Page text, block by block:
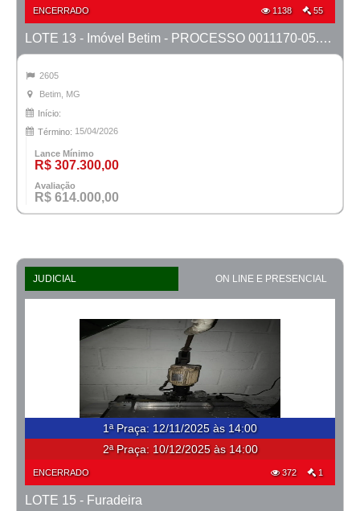
ENCERRADO 1138 55
LOTE 13 - Imóvel Betim - PROCESSO 0011170-05.2025-2ª BETIM
2605
Betim, MG
Início:
Término: 15/04/2026
Lance Mínimo
R$ 307.300,00
Avaliação
R$ 614.000,00
JUDICIAL ON LINE E PRESENCIAL
1ª Praça: 12/11/2025 às 14:00
2ª Praça: 10/12/2025 às 14:00
ENCERRADO 372 1
LOTE 15 - Furadeira